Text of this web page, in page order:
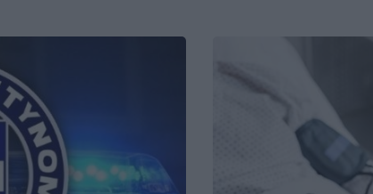
η
21:25
Ιταλία: Τα ελαιοτριβεία ενώνονται να
αντιμετωπίσουν την κρίση